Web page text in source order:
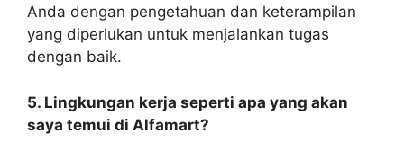
Anda dengan pengetahuan dan keterampilan
yang diperlukan untuk menjalankan tugas
dengan baik.
5. Lingkungan kerja seperti apa yang akan
saya temui di Alfamart?